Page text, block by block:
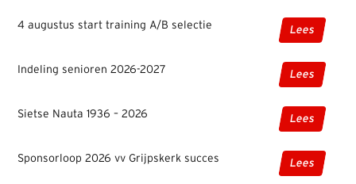
4 augustus start training A/B selectie Lees
Indeling senioren 2026-2027 Lees
Sietse Nauta 1936 – 2026 Lees
Sponsorloop 2026 vv Grijpskerk succes Lees